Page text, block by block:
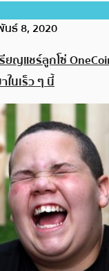
ธ์ 8, 2020
ญแชร์ลูกโซ่
ในเร็ว ๆ นี้